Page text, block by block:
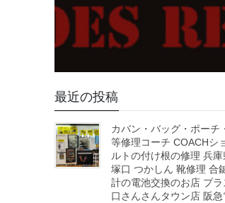
最近の投稿
カバン・バッグ・ポーチ
等修理コーチ COACHシ
ルトの付け根の修理 兵
塚口 つかしん 靴修理 合
計の電池交換のお店 プ
口さんさんタウン店 阪急